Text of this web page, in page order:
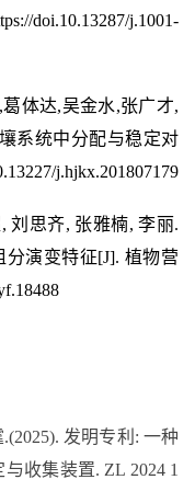
doi.10.13287/j.1001-
,葛体达,吴金水,张广才,
系统中分配与稳定对
j.hjkx.201807179
, 刘思齐, 张雅楠, 李丽.
分演变特征[J]. 植物营
.(2025). 发明专利 : 一种
与收集装置. ZL 2024 1